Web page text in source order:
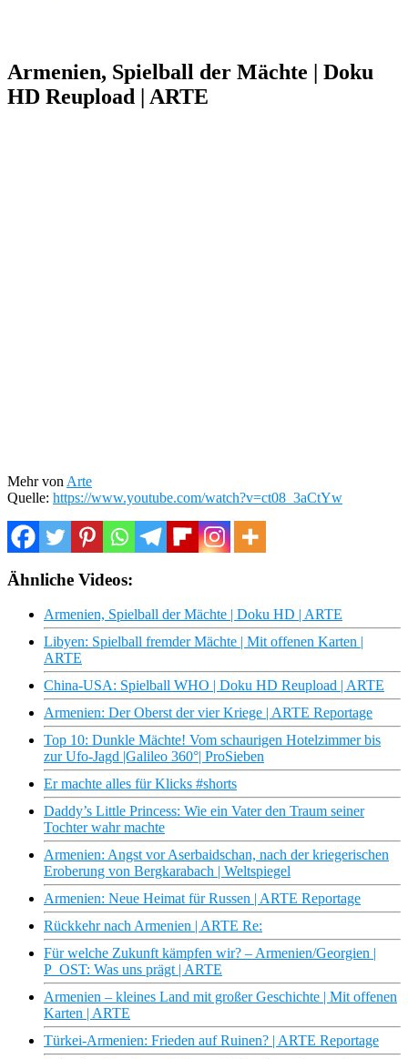
Armenien, Spielball der Mächte | Doku
HD Reupload | ARTE
Mehr von Arte
Quelle: https://www.youtube.com/watch?v=ct08_3aCtYw
Ähnliche Videos:
Armenien, Spielball der Mächte | Doku HD | ARTE
Libyen: Spielball fremder Mächte | Mit offenen Karten |
ARTE
China-USA: Spielball WHO | Doku HD Reupload | ARTE
Armenien: Der Oberst der vier Kriege | ARTE Reportage
Top 10: Dunkle Mächte! Vom schaurigen Hotelzimmer bis
zur Ufo-Jagd |Galileo 360°| ProSieben
Er machte alles für Klicks #shorts
Daddy’s Little Princess: Wie ein Vater den Traum seiner
Tochter wahr machte
Armenien: Angst vor Aserbaidschan, nach der kriegerischen
Eroberung von Bergkarabach | Weltspiegel
Armenien: Neue Heimat für Russen | ARTE Reportage
Rückkehr nach Armenien | ARTE Re:
Für welche Zukunft kämpfen wir? – Armenien/Georgien |
P_OST: Was uns prägt | ARTE
Armenien – kleines Land mit großer Geschichte | Mit offenen
Karten | ARTE
Türkei-Armenien: Frieden auf Ruinen? | ARTE Reportage